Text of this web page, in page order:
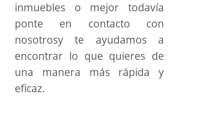
inmuebles o mejor todavía
ponte en contacto con
nosotrosy te ayudamos a
encontrar lo que quieres de
una manera más rápida y
eficaz.